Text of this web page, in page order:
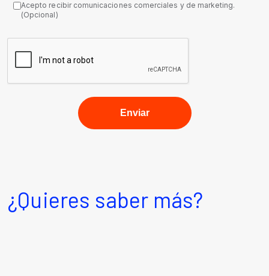
Acepto recibir comunicaciones comerciales y de marketing.
(Opcional)
¿Quieres saber más?